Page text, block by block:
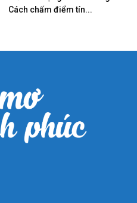
Cách chấm điểm tín...